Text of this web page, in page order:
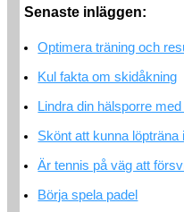
Senaste inläggen:
Optimera träning och
Kul fakta om skidåkning
Lindra din hälsporre
Skönt att kunna löpträna
Är tennis på väg att
Börja spela padel